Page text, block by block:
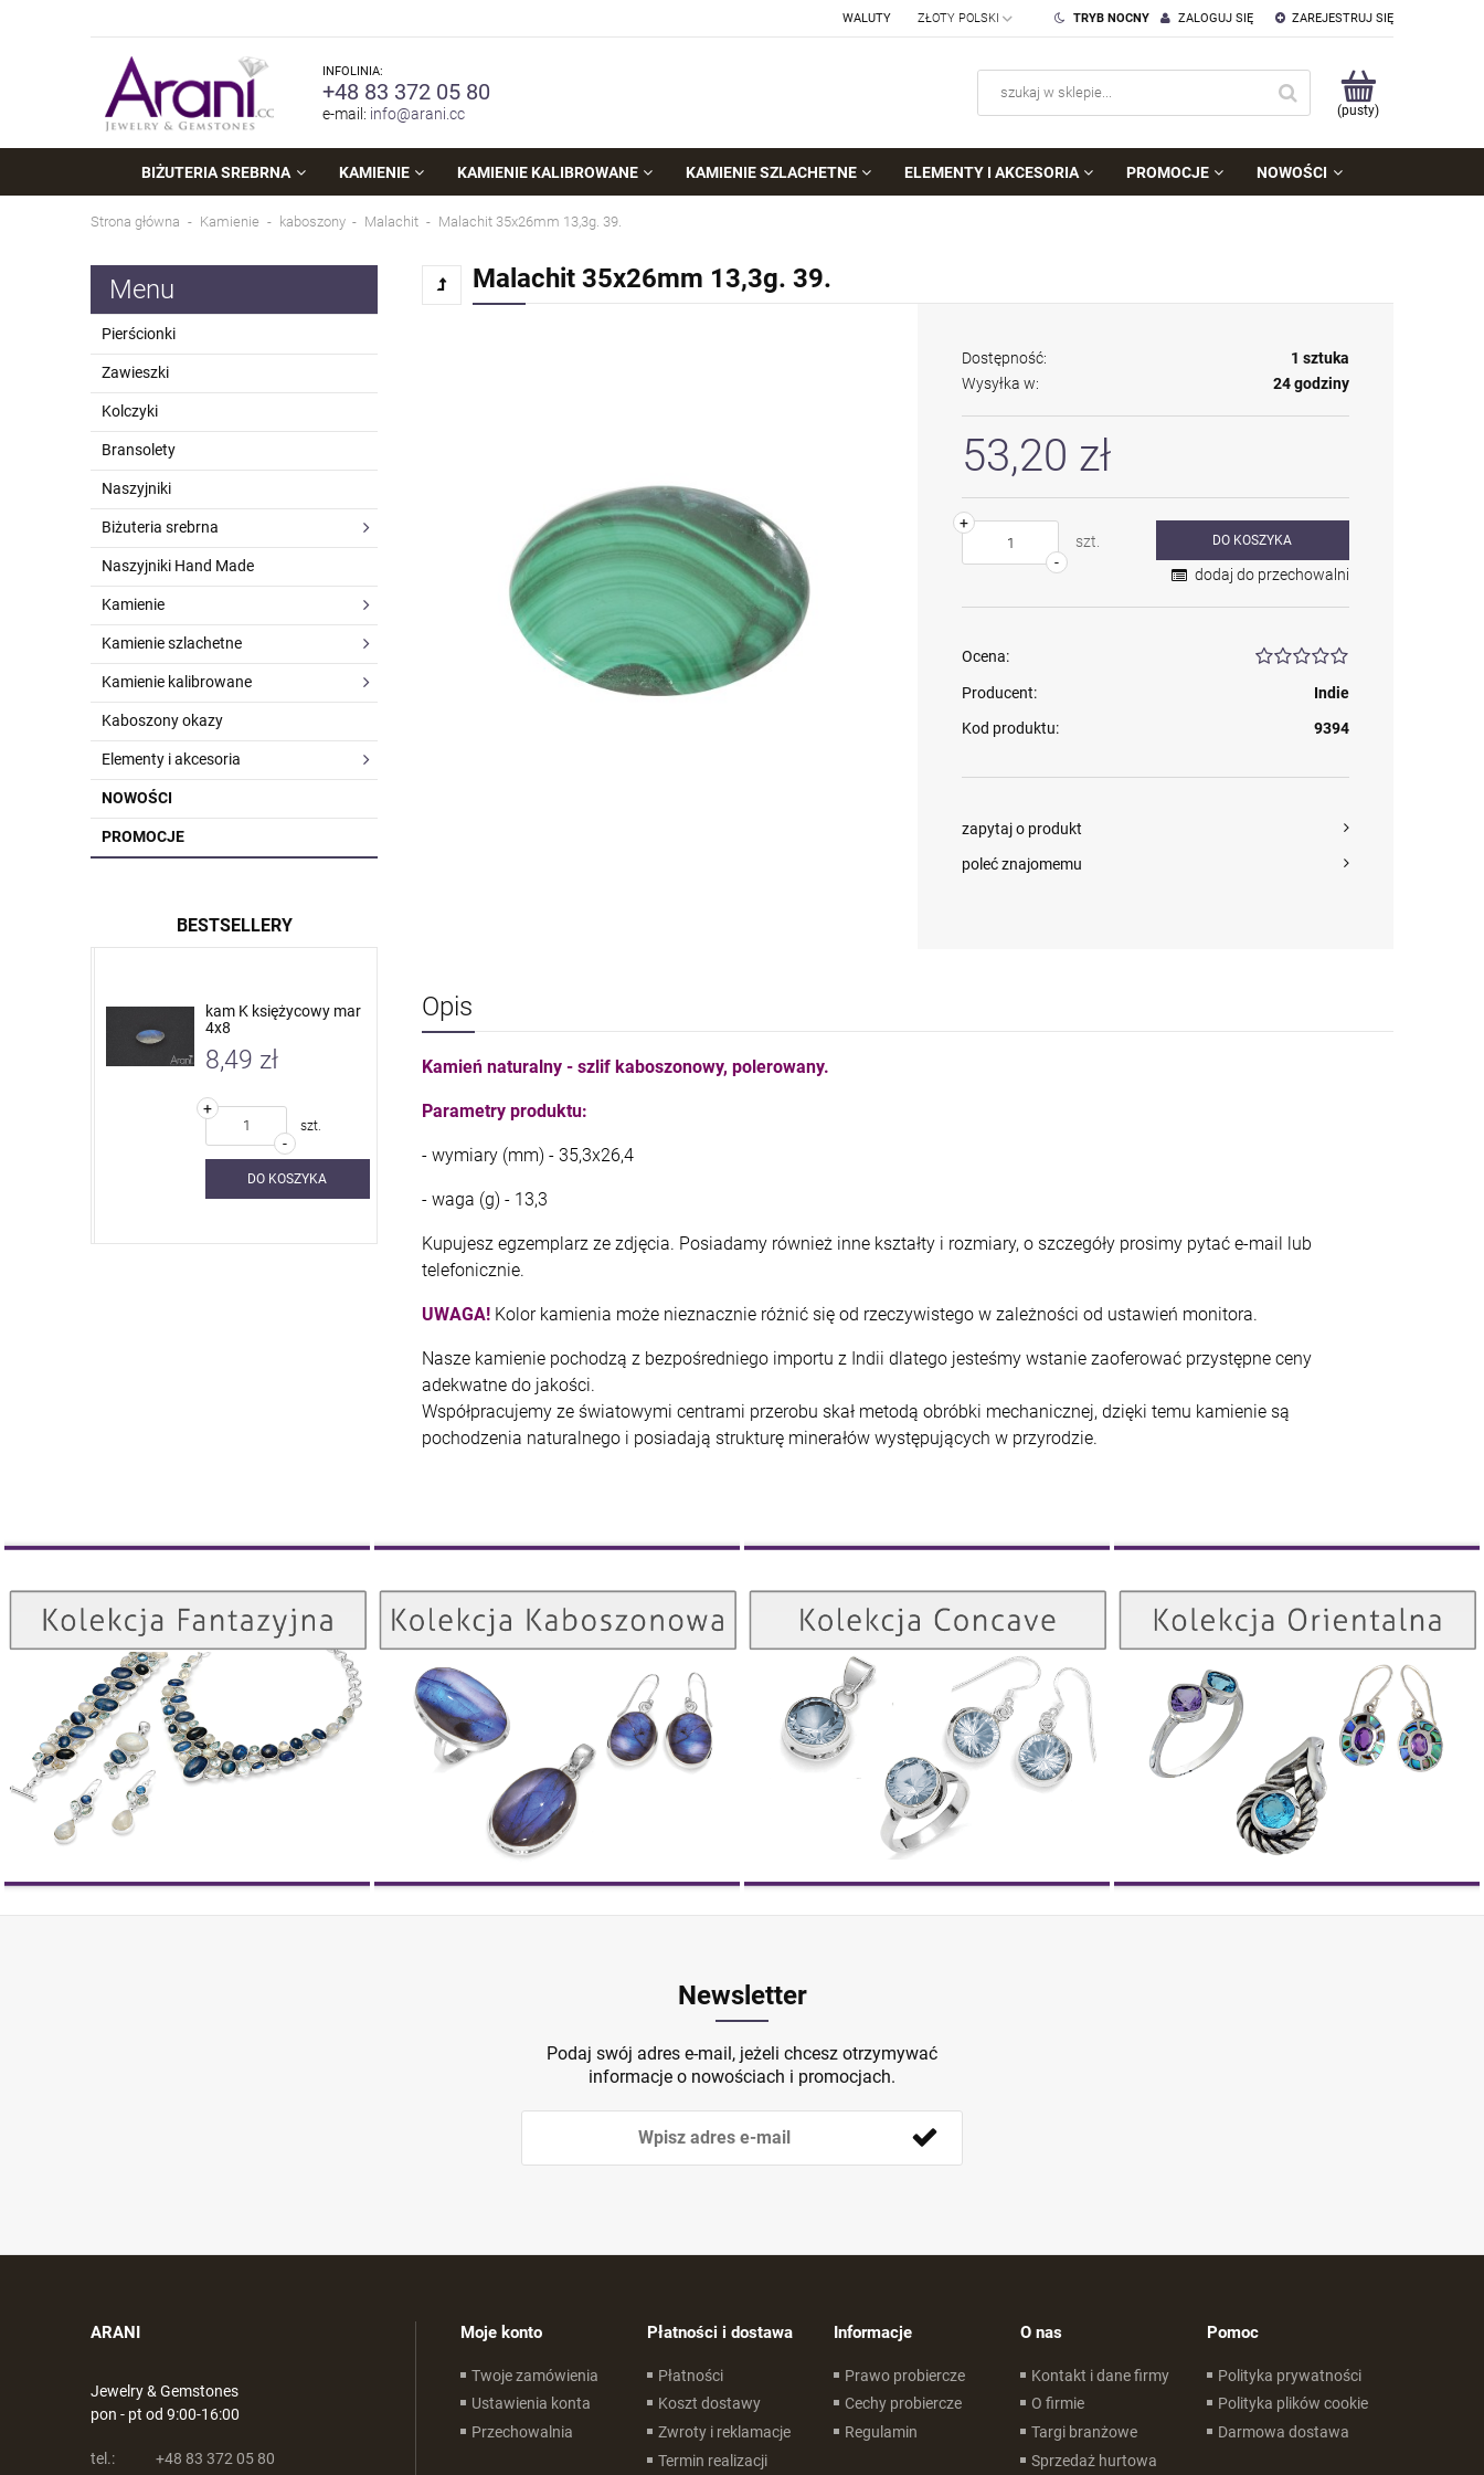
ZAREJESTRUJ SIĘ
ZALOGUJ SIĘ
TRYB NOCNY
WALUTY
INFOLINIA:
+48 83 372 05 80
e-mail: info@arani.cc (pusty)
BIŻUTERIA SREBRNA KAMIENIE KAMIENIE KALIBROWANE KAMIENIE SZLACHETNE ELEMENTY I AKCESORIA PROMOCJE NOWOŚCI
Strona główna Kamienie kaboszony Malachit Malachit 35x26mm 13,3g. 39.
Menu
Pierścionki
Zawieszki
Kolczyki
Bransolety
Naszyjniki
Biżuteria srebrna
Naszyjniki Hand Made
Kamienie
Kamienie szlachetne
Kamienie kalibrowane
Kaboszony okazy
Elementy i akcesoria
NOWOŚCI
PROMOCJE
BESTSELLERY
kam K księżycowy mar
4x8
8,49 zł
-
+
szt.
DO KOSZYKA
4,71 zł
+
7,11 zł
Malachit 35x26mm 13,3g. 39.
Dostępność:
1 sztuka
Wysyłka w:
24 godziny
53,20 zł
-
+
szt.
DO KOSZYKA
dodaj do przechowalni
Ocena:
Producent:
Indie
Kod produktu:
9394
zapytaj o produkt
poleć znajomemu
Opis
Kamień naturalny - szlif kaboszonowy, polerowany.
Parametry produktu:
- wymiary (mm) - 35,3x26,4
- waga (g) - 13,3
Kupujesz egzemplarz ze zdjęcia. Posiadamy również inne kształty i rozmiary, o szczegóły prosimy pytać e-mail lub
telefonicznie.
UWAGA! Kolor kamienia może nieznacznie różnić się od rzeczywistego w zależności od ustawień monitora.
Nasze kamienie pochodzą z bezpośredniego importu z Indii dlatego jesteśmy wstanie zaoferować przystępne ceny
adekwatne do jakości.
Współpracujemy ze światowymi centrami przerobu skał metodą obróbki mechanicznej, dzięki temu kamienie są
pochodzenia naturalnego i posiadają strukturę minerałów występujących w przyrodzie.
Kolekcja Fantazyjna
ZOBACZ
Kolekcja Kaboszonowa
ZOBACZ
Kolekcja Concave
ZOBACZ
Kolekcja Orientalna
ZOBACZ
Newsletter
Podaj swój adres e-mail, jeżeli chcesz otrzymywać
informacje o nowościach i promocjach.
ARANI
Jewelry & Gemstones
pon - pt od 9:00-16:00
tel.: +48 83 372 05 80
Moje konto
Twoje zamówienia
Ustawienia konta
Przechowalnia
Płatności i dostawa
Płatności
Koszt dostawy
Zwroty i reklamacje
Termin realizacji
Informacje
Prawo probiercze
Cechy probiercze
Regulamin
O nas
Kontakt i dane firmy
O firmie
Targi branżowe
Sprzedaż hurtowa
Pomoc
Polityka prywatności
Polityka plików cookie
Darmowa dostawa